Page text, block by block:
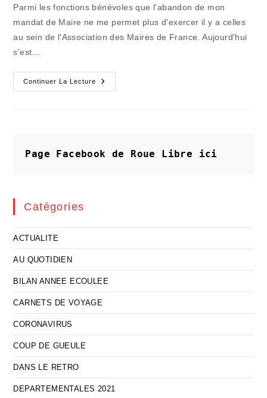
publication :
Parmi les fonctions bénévoles que l'abandon de mon
mandat de Maire ne me permet plus d'exercer il y a celles
au sein de l'Association des Maires de France. Aujourd'hui
s'est…
Continuer La Lecture
On
Se
Des
Communes
Page Facebook de Roue Libre ici
Catégories
ACTUALITE
AU QUOTIDIEN
BILAN ANNEE ECOULEE
CARNETS DE VOYAGE
CORONAVIRUS
COUP DE GUEULE
DANS LE RETRO
DEPARTEMENTALES 2021